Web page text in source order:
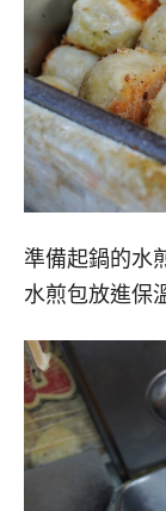
準備起鍋的水
水煎包放進保